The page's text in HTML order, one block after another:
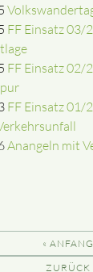
FF Einsatz 03/
FF Einsatz 02/
FF Einsatz 01/
Anangeln mit
« ANFANG
ZURÜCK